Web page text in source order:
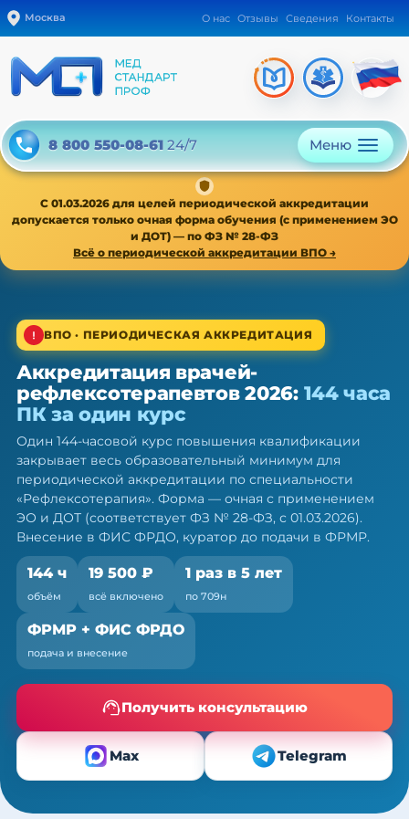
Москва О нас Отзывы Сведения Контакты
8 800 550-08-61 24/7 Меню
С 01.03.2026 для целей периодической аккредитации
допускается только очная форма обучения (с применением ЭО
и ДОТ) — по ФЗ № 28-ФЗ
Всё о периодической аккредитации ВПО →
ВПО · периодическая аккредитация · 1 раз в 5 лет
Аккредитация врачей-
рефлексотерапевтов: 144 ч ПК за
один курс
Один курс закрывает весь минимум портфолио
— по 709н и ФЗ № 28-ФЗ
ВПО · ПЕРИОДИЧЕСКАЯ АККРЕДИТАЦИЯ
Аккредитация врачей-
рефлексотерапевтов 2026: 144 часа
ПК за один курс
Один 144-часовой курс повышения квалификации
закрывает весь образовательный минимум для
периодической аккредитации по специальности
«Рефлексотерапия». Форма — очная с применением
ЭО и ДОТ (соответствует ФЗ № 28-ФЗ, с 01.03.2026).
Внесение в ФИС ФРДО, куратор до подачи в ФРМР.
144 ч
объём
19 500 ₽
всё включено
1 раз в 5 лет
по 709н
ФРМР + ФИС ФРДО
подача и внесение
Получить консультацию
Max Telegram